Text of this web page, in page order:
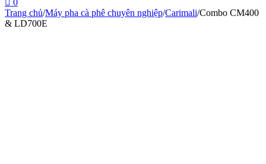
0
Trang chủ/Máy pha cà phê chuyên nghiệp/Carimali/Combo CM400
& LD700E